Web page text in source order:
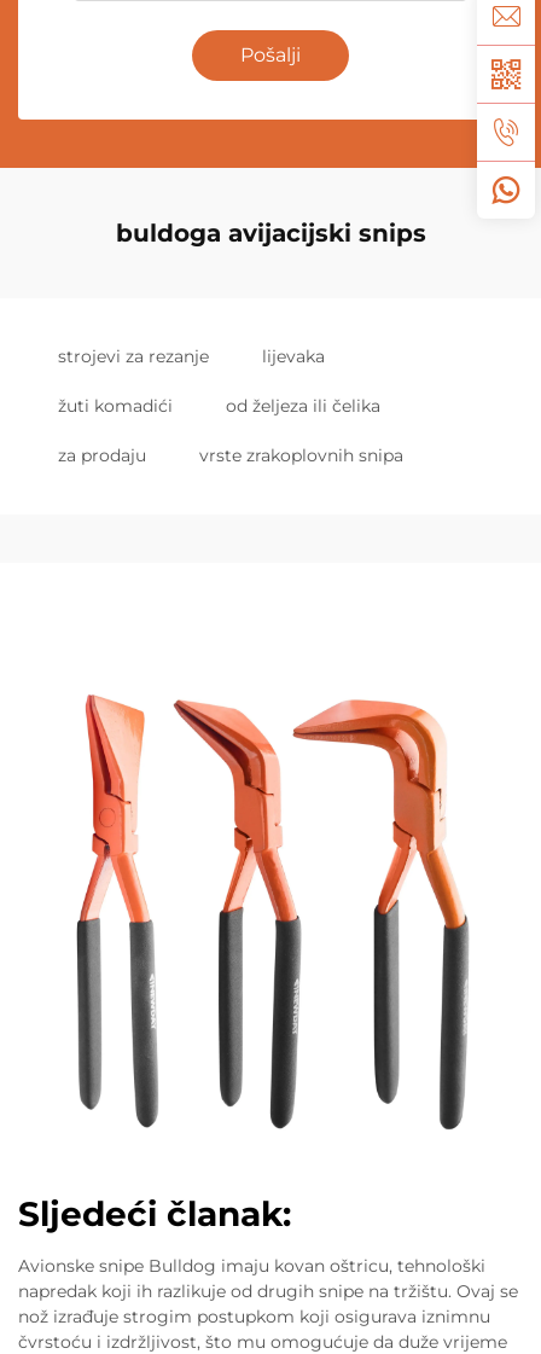
Pošalji
buldoga avijacijski snips
strojevi za rezanje lijevaka
žuti komadići od željeza ili čelika
za prodaju vrste zrakoplovnih snipa
Sljedeći članak:
Avionske snipe Bulldog imaju kovan oštricu, tehnološki
napredak koji ih razlikuje od drugih snipe na tržištu. Ovaj se
nož izrađuje strogim postupkom koji osigurava iznimnu
čvrstoću i izdržljivost, što mu omogućuje da duže vrijeme